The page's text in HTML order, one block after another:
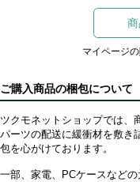
商
マイページ
ご購入商品の梱包について
ツクモネットショップでは、
パーツの配送に緩衝材を敷き
包を心がけております。
一部、家電、PCケースなど